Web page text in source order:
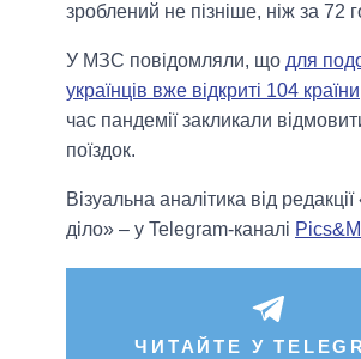
зроблений не пізніше, ніж за 72
У МЗС повідомляли, що для
українців вже відкриті 104 країни
час пандемії закликали
поїздок.
Візуальна аналітика від
діло» – у Telegram-каналі
ЧИТАЙТЕ У